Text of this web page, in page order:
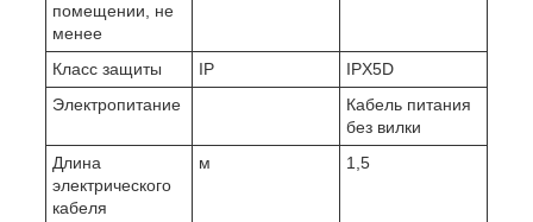
помещении, не
менее
Класс защиты IP
IPX5D
Электропитание
Кабель питания
без вилки
Длина
электрического
кабеля
м 1,5